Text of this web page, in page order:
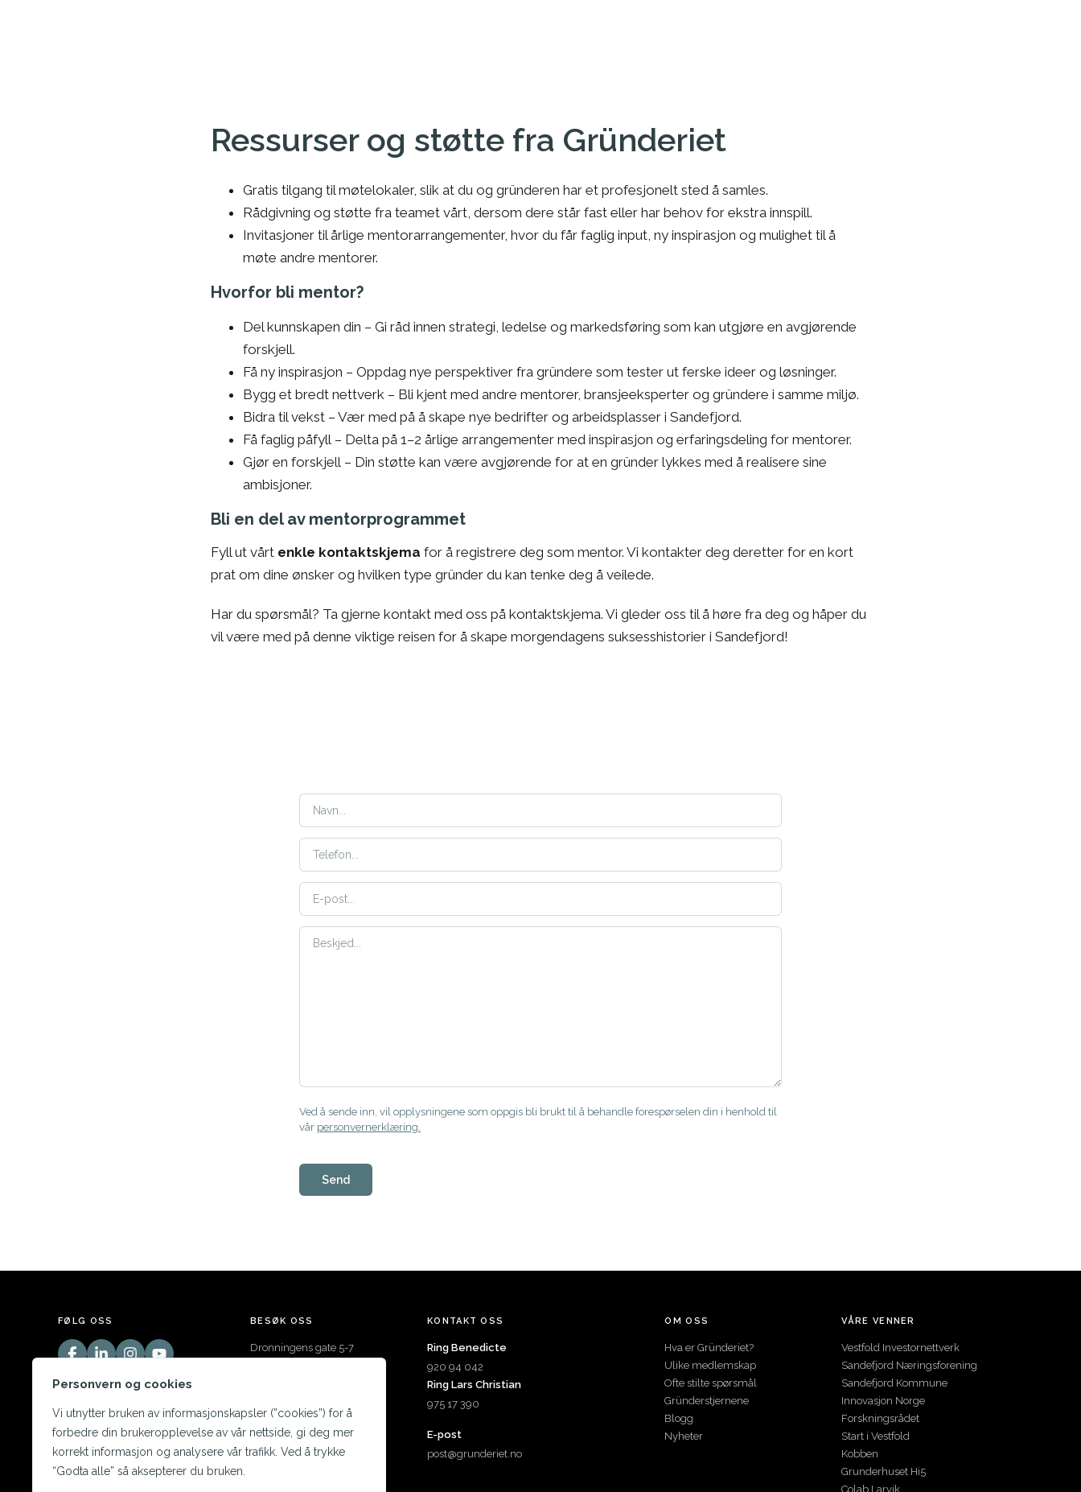
Personvern og cookies
Vi utnytter bruken av informasjonskapsler (”cookies”) for å
forbedre din brukeropplevelse av vår nettside, gi deg mer
korrekt informasjon og analysere vår trafikk. Ved å trykke
“Godta alle” så aksepterer du bruken.
Ressurser og støtte fra Gründeriet
Gratis tilgang til møtelokaler, slik at du og gründeren har et profesjonelt sted å samles.
Rådgivning og støtte fra teamet vårt, dersom dere står fast eller har behov for ekstra innspill.
Invitasjoner til årlige mentorarrangementer, hvor du får faglig input, ny inspirasjon og mulighet til å
møte andre mentorer.
Hvorfor bli mentor?
Del kunnskapen din – Gi råd innen strategi, ledelse og markedsføring som kan utgjøre en avgjørende
forskjell.
Få ny inspirasjon – Oppdag nye perspektiver fra gründere som tester ut ferske ideer og løsninger.
Bygg et bredt nettverk – Bli kjent med andre mentorer, bransjeeksperter og gründere i samme miljø.
Bidra til vekst – Vær med på å skape nye bedrifter og arbeidsplasser i Sandefjord.
Få faglig påfyll – Delta på 1–2 årlige arrangementer med inspirasjon og erfaringsdeling for mentorer.
Gjør en forskjell – Din støtte kan være avgjørende for at en gründer lykkes med å realisere sine
ambisjoner.
Bli en del av mentorprogrammet
Fyll ut vårt enkle kontaktskjema for å registrere deg som mentor. Vi kontakter deg deretter for en kort
prat om dine ønsker og hvilken type gründer du kan tenke deg å veilede.
Har du spørsmål? Ta gjerne kontakt med oss på kontaktskjema. Vi gleder oss til å høre fra deg og håper du
vil være med på denne viktige reisen for å skape morgendagens suksesshistorier i Sandefjord!
Ved å sende inn, vil opplysningene som oppgis bli brukt til å behandle forespørselen din i henhold til
vår personvernerklæring.
FØLG OSS BESØK OSS
Dronningens gate 5-7
KONTAKT OSS
Ring Benedicte
920 94 042
Ring Lars Christian
975 17 390
E-post
post@grunderiet.no
OM OSS
Hva er Gründeriet?
Ulike medlemskap
Ofte stilte spørsmål
Gründerstjernene
Blogg
Nyheter
VÅRE VENNER
Vestfold Investornettverk
Sandefjord Næringsforening
Sandefjord Kommune
Innovasjon Norge
Forskningsrådet
Start i Vestfold
Kobben
Grunderhuset Hi5
Colab Larvik